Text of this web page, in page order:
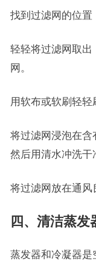
找到过滤网的位置
轻轻将过滤网取出
网。
用软布或软刷轻轻
将过滤网浸泡在含
然后用清水冲洗干
将过滤网放在通风
四、清洁蒸发
蒸发器和冷凝器是